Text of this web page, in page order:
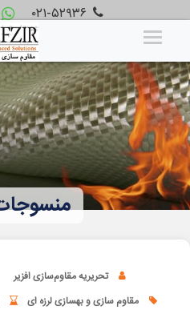
۰۲۱-۵۲۹۳۶
تحریریه مقاوم‌سازی افزیر
مقاوم سازی و بهسازی لرزه ای